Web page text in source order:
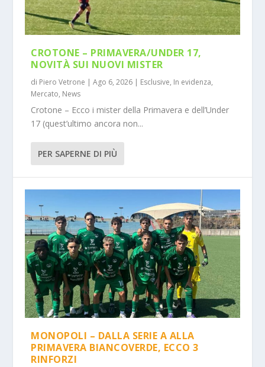
CROTONE – PRIMAVERA/UNDER 17,
NOVITÀ SUI NUOVI MISTER
di Piero Vetrone |Ago 6, 2026 | Esclusive, In evidenza,
Mercato, News
Crotone – Ecco i mister della Primavera e dell’Under
17 (quest’ultimo ancora non...
PER SAPERNE DI PIÙ
MONOPOLI – DALLA SERIE A ALLA
PRIMAVERA BIANCOVERDE, ECCO 3
RINFORZI